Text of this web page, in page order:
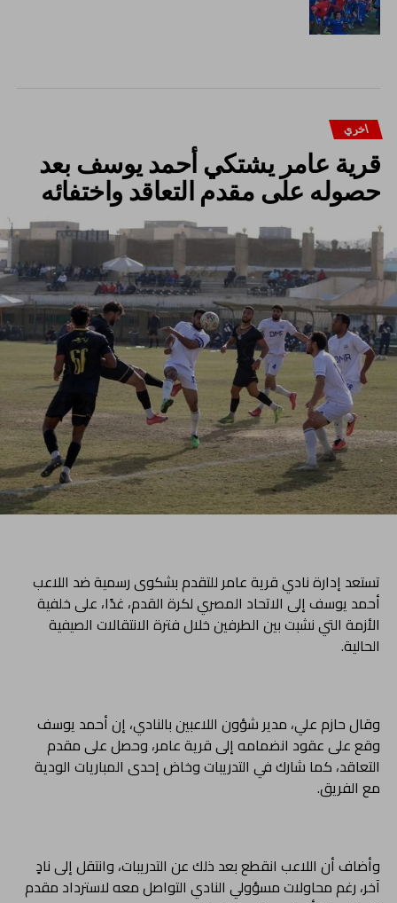
اخري
قرية عامر يشتكي أحمد يوسف بعد
حصوله على مقدم التعاقد واختفائه
تستعد إدارة نادي قرية عامر للتقدم بشكوى رسمية ضد اللاعب
أحمد يوسف إلى الاتحاد المصري لكرة القدم، غدًا، على خلفية
الأزمة التي نشبت بين الطرفين خلال فترة الانتقالات الصيفية
الحالية.
وقال حازم علي، مدير شؤون اللاعبين بالنادي، إن أحمد يوسف
وقع على عقود انضمامه إلى قرية عامر، وحصل على مقدم
التعاقد، كما شارك في التدريبات وخاض إحدى المباريات الودية
مع الفريق.
وأضاف أن اللاعب انقطع بعد ذلك عن التدريبات، وانتقل إلى نادٍ
آخر، رغم محاولات مسؤولي النادي التواصل معه لاسترداد مقدم